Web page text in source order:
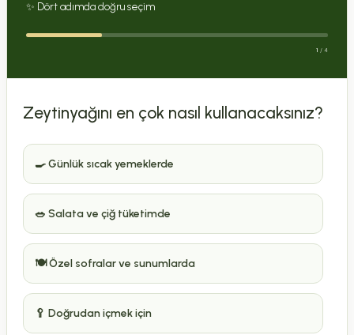
✨ Dört adımda doğru seçim
1 / 4
Zeytinyağını en çok nasıl kullanacaksınız?
🍳 Günlük sıcak yemeklerde
🥗 Salata ve çiğ tüketimde
🍽️ Özel sofralar ve sunumlarda
🥄 Doğrudan içmek için